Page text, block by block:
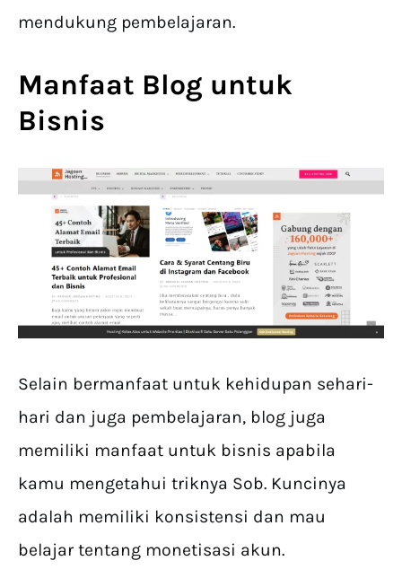
mendukung pembelajaran.
Manfaat Blog untuk
Bisnis
Selain bermanfaat untuk kehidupan sehari-
hari dan juga pembelajaran, blog juga
memiliki manfaat untuk bisnis apabila
kamu mengetahui triknya Sob. Kuncinya
adalah memiliki konsistensi dan mau
belajar tentang monetisasi akun.